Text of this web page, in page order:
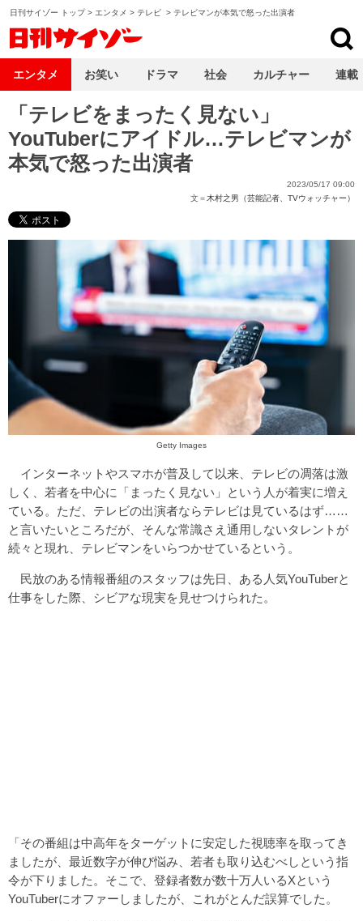
日刊サイゾー トップ> エンタメ > テレビ > テレビマンが本気で怒った出演者
「テレビをまったく見ない」
YouTuberにアイドル…テレビマンが
本気で怒った出演者
2023/05/17 09:00
文＝木村之男（芸能記者、TVウォッチャー）
Getty Images
インターネットやスマホが普及して以来、テレビの凋落は激
しく、若者を中心に「まったく見ない」という人が着実に増え
ている。ただ、テレビの出演者ならテレビは見ているはず……
と言いたいところだが、そんな常識さえ通用しないタレントが
続々と現れ、テレビマンをいらつかせているという。
民放のある情報番組のスタッフは先日、ある人気YouTuberと
仕事をした際、シビアな現実を見せつけられた。
「その番組は中高年をターゲットに安定した視聴率を取ってき
ましたが、最近数字が伸び悩み、若者も取り込むべしという指
令が下りました。そこで、登録者数が数十万人いるXという
YouTuberにオファーしましたが、これがとんだ誤算でした。
エンタメ お笑い ドラマ 社会 カルチャー 連載